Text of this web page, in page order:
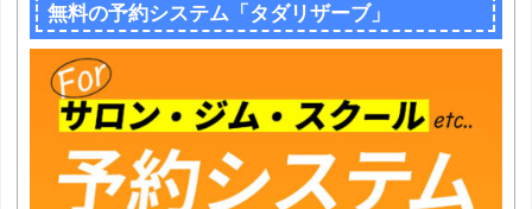
無料の予約システム「タダリザーブ」